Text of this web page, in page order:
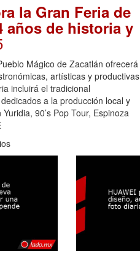
la Gran Feria de
años de historia y
Mágico de Zacatlán ofrecerá
artísticas y productivas
incluirá el tradicional
a la producción local y
90’s Pop Tour, Espinoza